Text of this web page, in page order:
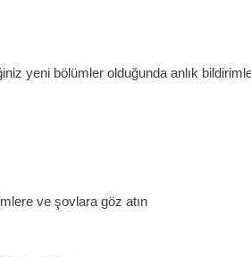
yeni bölümler olduğunda anlık
ve şovlara göz atın